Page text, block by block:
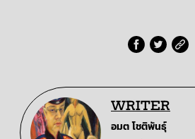
WRITER
อมต โชติพันธุ์